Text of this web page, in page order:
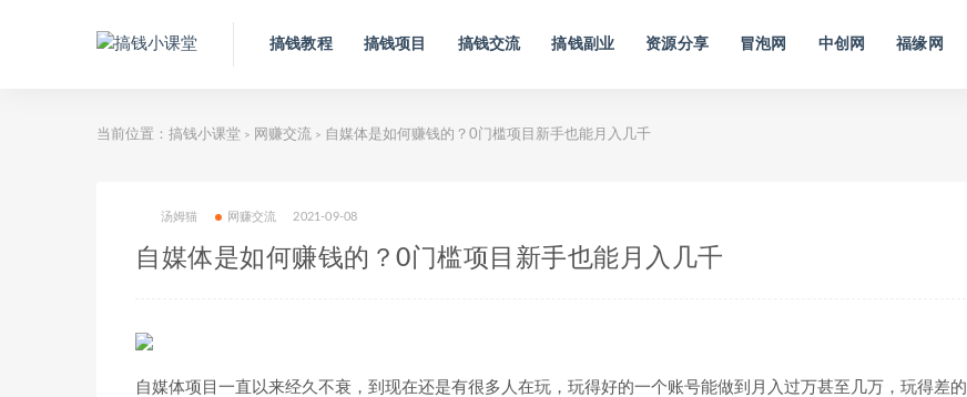
搞钱教程 搞钱项目 搞钱交流 搞钱副业 资源分享 冒泡网 中创网 福缘网
当前位置： 搞钱小课堂 > 网赚交流 > 自媒体是如何赚钱的？0门槛项目新手也能月入几千
汤姆猫 网赚交流 2021-09-08
自媒体是如何赚钱的？0门槛项目新手也能月入几千
自媒体项目一直以来经久不衰，到现在还是有很多人在玩，玩得好的一个账号能做到月入过万甚至几万，玩得差的